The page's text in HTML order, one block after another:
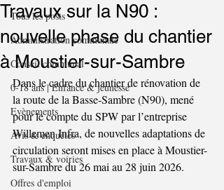
Tous les posts
Administration communale
Conseil communal
0-18 ans | Enfance & jeunesse
Evènements
Avis & enquêtes
Travaux & voiries
Offres d'emploi
Travaux sur la N90 :
nouvelle phase du chantier
à Moustier-sur-Sambre
Dans le cadre du chantier de rénovation de
la route de la Basse-Sambre (N90), mené
pour le compte du SPW par l’entreprise
Willemen Infra, de nouvelles adaptations de
circulation seront mises en place à Moustier-
sur-Sambre du 26 mai au 28 juin 2026.